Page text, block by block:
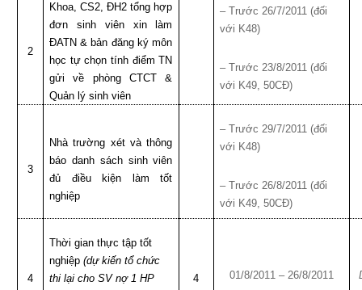
2
Khoa, CS2, ĐH2 tổng hợp
đơn sinh viên xin làm
ĐATN & bản đăng ký môn
học tự chọn tính điểm TN
gửi về phòng CTCT &
Quản lý sinh viên
– Trước 26/7/2011 (đối
với K48)
– Trước 23/8/2011 (đối
với K49, 50CĐ)
3
Nhà trường xét và thông
báo danh sách sinh viên
đủ điều kiện làm tốt
nghiệp
– Trước 29/7/2011 (đối
với K48)
– Trước 26/8/2011 (đối
với K49, 50CĐ)
4
Thời gian thực tập tốt
nghiệp (dự kiến tổ chức
thi lại cho SV nợ 1 HP
4 01/8/2011 – 26/8/2011